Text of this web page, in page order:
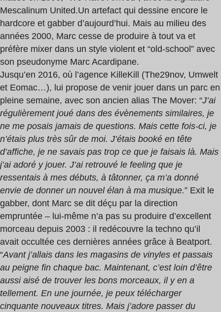
Mescalinum United.Un artefact qui dessine encore le
hardcore et gabber d’aujourd’hui. Mais au milieu des
années 2000, Marc cesse de produire à tout va et
préfère mixer dans un style violent et “old-school” avec
son pseudonyme Marc Acardipane.
Jusqu’en 2016, où l’agence KilleKill (The29nov, Umwelt
et Eomac…), lui propose de venir jouer dans un parc en
pleine semaine, avec son ancien alias The Mover: “J’ai
régulièrement joué dans des évènements similaires, je
ne me posais jamais de questions. Mais cette fois-ci, je
n’étais plus très sûr de moi. J’étais booké en tête
d’affiche, je ne savais pas trop ce que je faisais là. Mais
j’ai adoré y jouer. J’ai retrouvé le feeling que je
ressentais à mes débuts, à tâtonner, ça m’a donné
envie de donner un nouvel élan à ma musique.” Exit le
gabber, dont Marc se dit déçu par la direction
empruntée – lui-même n’a pas su produire d’excellent
morceau depuis 2003 : il redécouvre la techno qu’il
avait occultée ces dernières années grâce à Beatport.
“Avant j’allais dans les magasins de vinyles et passais
au peigne fin chaque bac. Maintenant, c’est loin d’être
aussi aisé de trouver les bons morceaux, il y en a
tellement. En une journée, je peux télécharger
cinquante nouveaux titres. Mais j’adore passer du